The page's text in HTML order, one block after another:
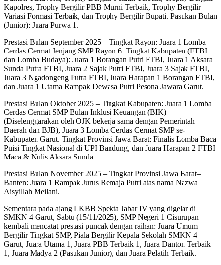
Kapolres, Trophy Bergilir PBB Murni Terbaik, Trophy Bergilir
Variasi Formasi Terbaik, dan Trophy Bergilir Bupati. Pasukan Bulan
(Junior): Juara Purwa 1.
Prestasi Bulan September 2025 – Tingkat Rayon: Juara 1 Lomba
Cerdas Cermat Jenjang SMP Rayon 6. Tingkat Kabupaten (FTBI
dan Lomba Budaya): Juara 1 Borangan Putri FTBI, Juara 1 Aksara
Sunda Putra FTBI, Juara 2 Sajak Putri FTBI, Juara 3 Sajak FTBI,
Juara 3 Ngadongeng Putra FTBI, Juara Harapan 1 Borangan FTBI,
dan Juara 1 Utama Rampak Dewasa Putri Pesona Jawara Garut.
Prestasi Bulan Oktober 2025 – Tingkat Kabupaten: Juara 1 Lomba
Cerdas Cermat SMP Bulan Inklusi Keuangan (BIK)
(Diselenggarakan oleh OJK bekerja sama dengan Pemerintah
Daerah dan BJB), Juara 3 Lomba Cerdas Cermat SMP se-
Kabupaten Garut. Tingkat Provinsi Jawa Barat: Finalis Lomba Baca
Puisi Tingkat Nasional di UPI Bandung, dan Juara Harapan 2 FTBI
Maca & Nulis Aksara Sunda.
Prestasi Bulan November 2025 – Tingkat Provinsi Jawa Barat–
Banten: Juara 1 Rampak Jurus Remaja Putri atas nama Nazwa
Aisyillah Meilani.
Sementara pada ajang LKBB Spekta Jabar IV yang digelar di
SMKN 4 Garut, Sabtu (15/11/2025), SMP Negeri 1 Cisurupan
kembali mencatat prestasi puncak dengan raihan: Juara Umum
Bergilir Tingkat SMP, Piala Bergilir Kepala Sekolah SMKN 4
Garut, Juara Utama 1, Juara PBB Terbaik 1, Juara Danton Terbaik
1, Juara Madya 2 (Pasukan Junior), dan Juara Pelatih Terbaik.